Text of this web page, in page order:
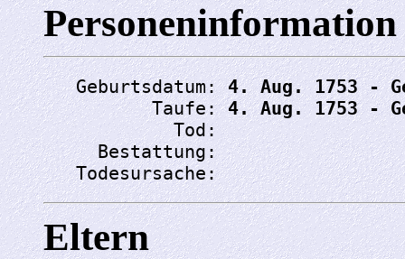
Personeninformation
   Geburtsdatum:
4. Aug. 1753 -
          Taufe:
4. Aug. 1753 -
            Tod:
     Bestattung:
   Todesursache:
Eltern